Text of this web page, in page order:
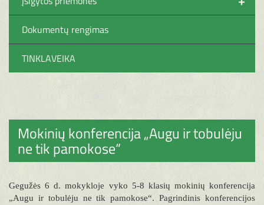
Dokumentų rengimas
TINKLAVEIKA
Mokinių konferencija „Augu ir tobulėju
ne tik pamokose“
Gegužės 6 d. mokykloje vyko 5-8 klasių mokinių konferencija
„Augu ir tobulėju ne tik pamokose“. Pagrindinis konferencijos